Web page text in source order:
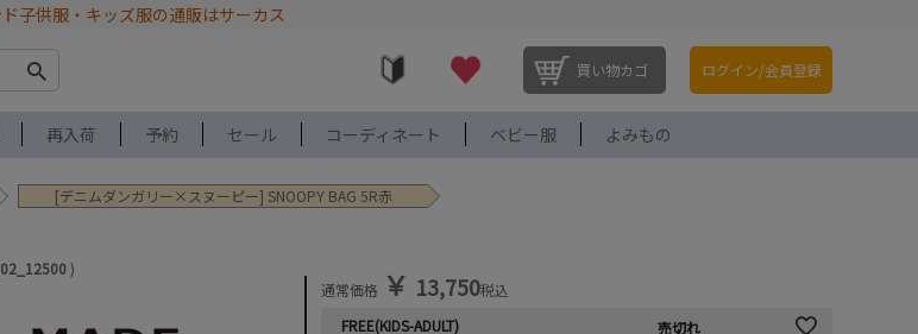
子供服・キッズ服の通販はサーカス
買い物カゴ ログイン/会員登録
再入荷 予約 セール コーディネート ベビー服 よみもの
[デニムダンガリー×スヌーピー] SNOOPY BAG 5R赤
通常価格 ￥ 13,750税込
FREE(KIDS-ADULT)
売切れ